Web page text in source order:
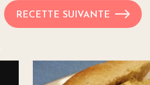
RECETTE SUIVANTE